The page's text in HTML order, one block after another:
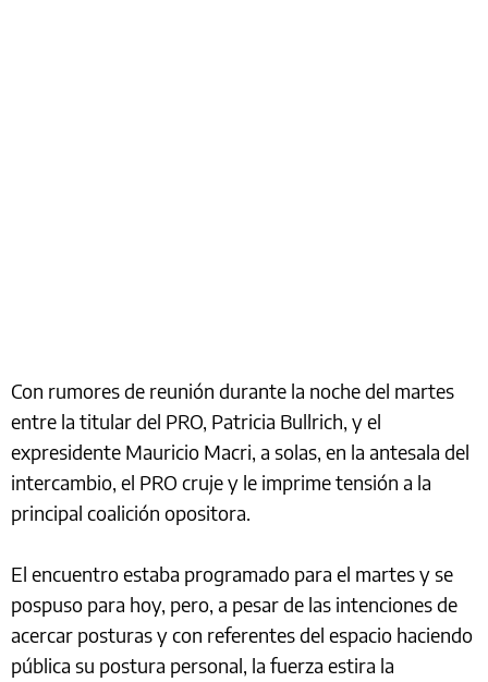
Con rumores de reunión durante la noche del martes
entre la titular del PRO, Patricia Bullrich, y el
expresidente Mauricio Macri, a solas, en la antesala del
intercambio, el PRO cruje y le imprime tensión a la
principal coalición opositora.
El encuentro estaba programado para el martes y se
pospuso para hoy, pero, a pesar de las intenciones de
acercar posturas y con referentes del espacio haciendo
pública su postura personal, la fuerza estira la